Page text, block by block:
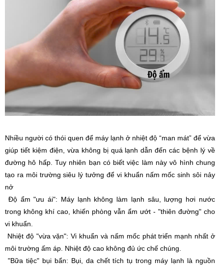
Nhiều người có thói quen để máy lạnh ở nhiệt độ “man mát” để vừa
giúp tiết kiệm điện, vừa không bị quá lạnh dẫn đến các bệnh lý về
đường hô hấp. Tuy nhiên bạn có biết việc làm này vô hình chung
tạo ra môi trường siêu lý tưởng để vi khuẩn nấm mốc sinh sôi nảy
nở
Độ ẩm "ưu ái": Máy lạnh không làm lạnh sâu, lượng hơi nước
trong không khí cao, khiến phòng vẫn ẩm ướt - "thiên đường" cho
vi khuẩn.
Nhiệt độ "vừa vặn": Vi khuẩn và nấm mốc phát triển mạnh nhất ở
môi trường ấm áp. Nhiệt độ cao không đủ ức chế chúng.
"Bữa tiệc" bụi bẩn: Bụi, da chết tích tụ trong máy lạnh là nguồn